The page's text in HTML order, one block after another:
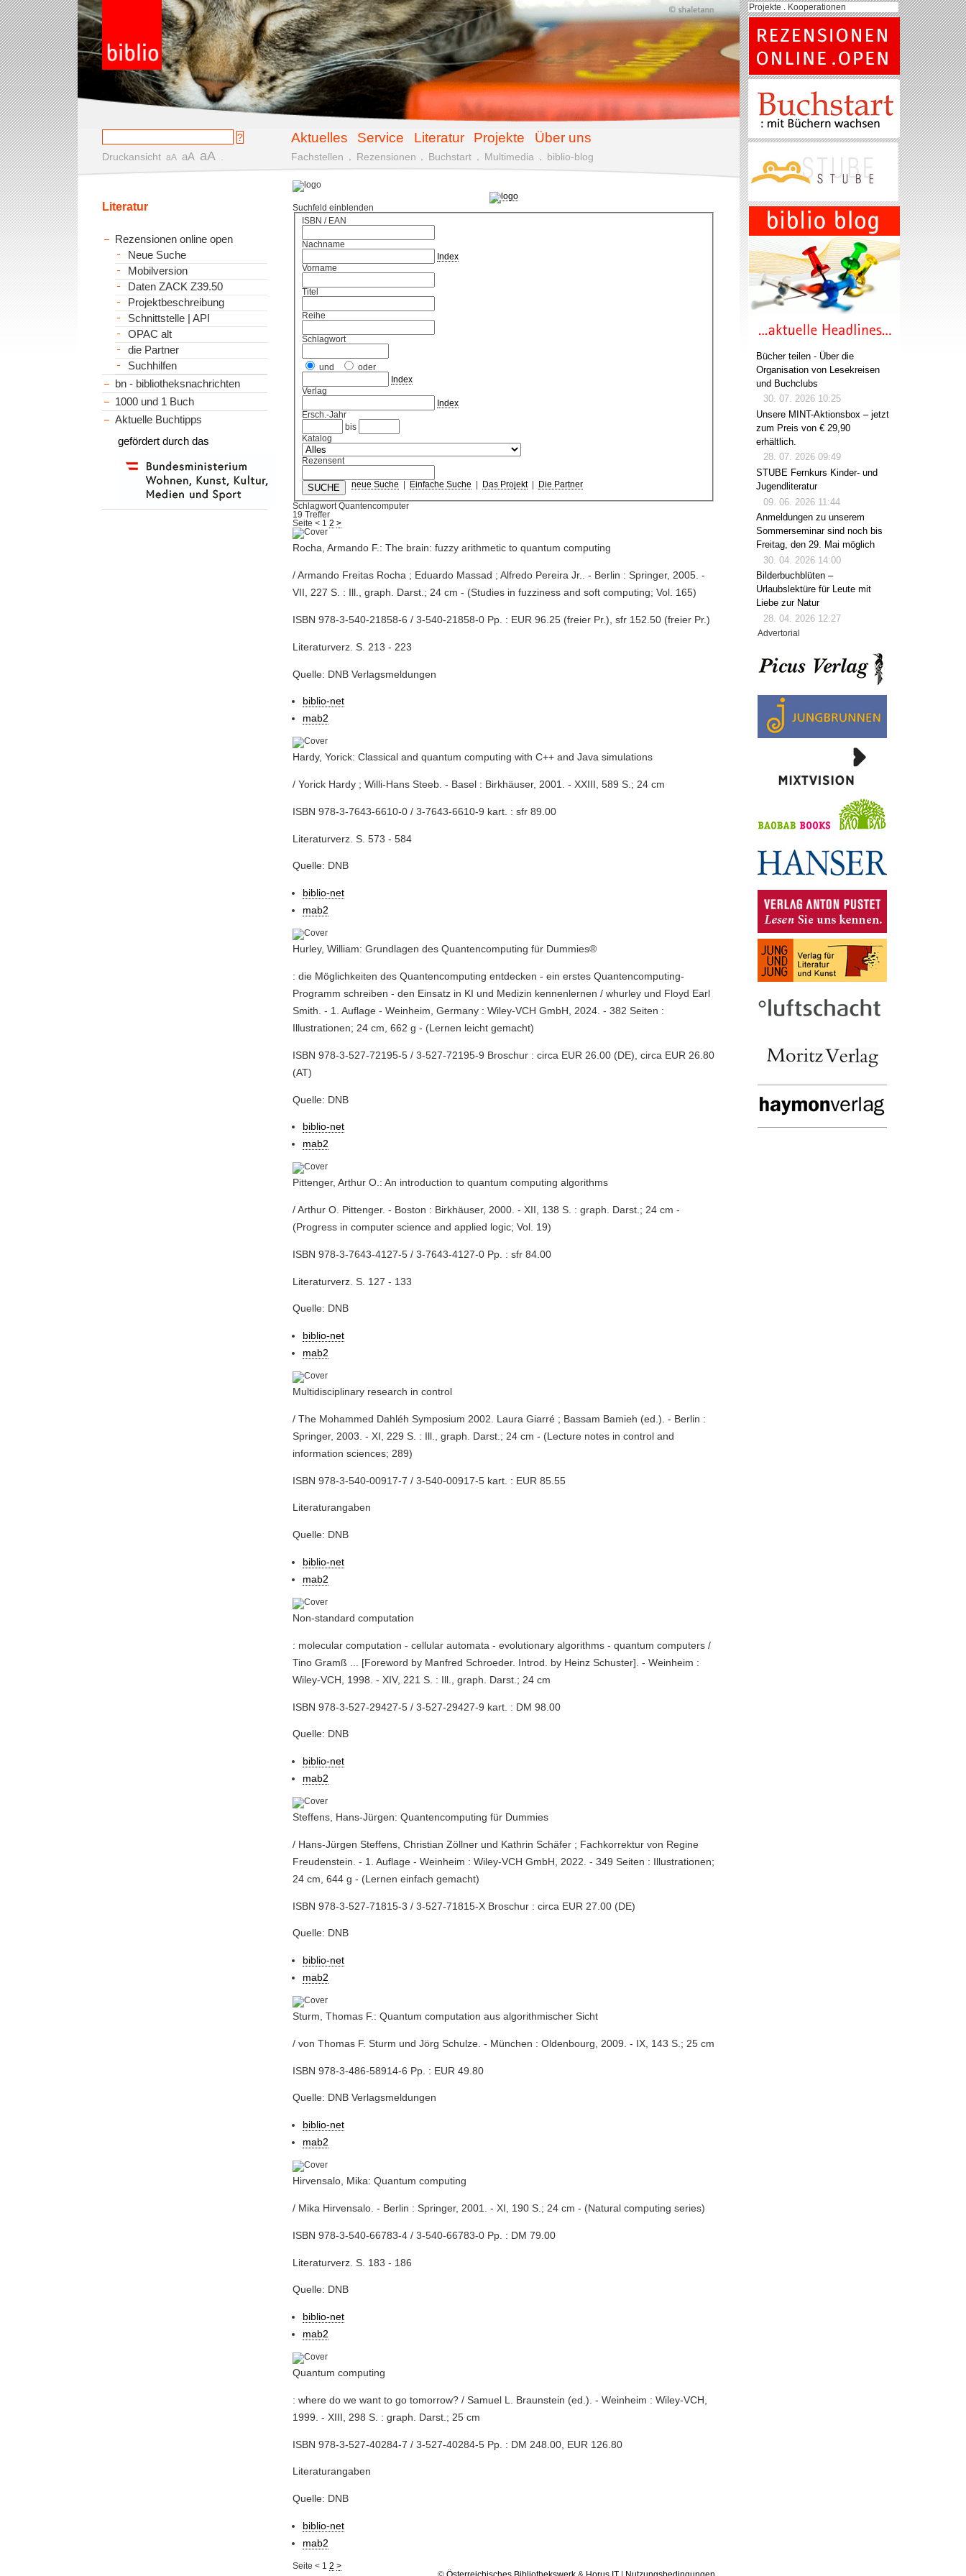
Aktuelles Service Literatur Projekte Über uns
Druckansicht aA aA aA Fachstellen Rezensionen Buchstart Multimedia biblio-blog
Suchfeld einblenden
ISBN / EAN
Nachname
Index
Vorname
Titel
Reihe
Schlagwort
und
oder
Index
Verlag
Index
Ersch.-Jahr
bis
Katalog
Rezensent
neue Suche Einfache Suche Das Projekt| Die Partner
Schlagwort Quantencomputer
19 Treffer
Seite< 1 2 >
Rocha, Armando F.: The brain: fuzzy arithmetic to quantum computing
/ Armando Freitas Rocha ; Eduardo Massad ; Alfredo Pereira Jr.. - Berlin : Springer, 2005. -
VII, 227 S. : Ill., graph. Darst.; 24 cm - (Studies in fuzziness and soft computing; Vol. 165)
ISBN 978-3-540-21858-6 / 3-540-21858-0 Pp. : EUR 96.25 (freier Pr.), sfr 152.50 (freier Pr.)
Literaturverz. S. 213 - 223
Quelle: DNB Verlagsmeldungen
biblio-net
mab2
Hardy, Yorick: Classical and quantum computing with C++ and Java simulations
/ Yorick Hardy ; Willi-Hans Steeb. - Basel : Birkhäuser, 2001. - XXIII, 589 S.; 24 cm
ISBN 978-3-7643-6610-0 / 3-7643-6610-9 kart. : sfr 89.00
Literaturverz. S. 573 - 584
Quelle: DNB
biblio-net
mab2
Hurley, William: Grundlagen des Quantencomputing für Dummies®
: die Möglichkeiten des Quantencomputing entdecken - ein erstes Quantencomputing-
Programm schreiben - den Einsatz in KI und Medizin kennenlernen / whurley und Floyd Earl
Smith. - 1. Auflage - Weinheim, Germany : Wiley-VCH GmbH, 2024. - 382 Seiten :
Illustrationen; 24 cm, 662 g - (Lernen leicht gemacht)
ISBN 978-3-527-72195-5 / 3-527-72195-9 Broschur : circa EUR 26.00 (DE), circa EUR 26.80
(AT)
Quelle: DNB
biblio-net
mab2
Pittenger, Arthur O.: An introduction to quantum computing algorithms
/ Arthur O. Pittenger. - Boston : Birkhäuser, 2000. - XII, 138 S. : graph. Darst.; 24 cm -
(Progress in computer science and applied logic; Vol. 19)
ISBN 978-3-7643-4127-5 / 3-7643-4127-0 Pp. : sfr 84.00
Literaturverz. S. 127 - 133
Quelle: DNB
biblio-net
mab2
Multidisciplinary research in control
/ The Mohammed Dahléh Symposium 2002. Laura Giarré ; Bassam Bamieh (ed.). - Berlin :
Springer, 2003. - XI, 229 S. : Ill., graph. Darst.; 24 cm - (Lecture notes in control and
information sciences; 289)
ISBN 978-3-540-00917-7 / 3-540-00917-5 kart. : EUR 85.55
Literaturangaben
Quelle: DNB
biblio-net
mab2
Non-standard computation
: molecular computation - cellular automata - evolutionary algorithms - quantum computers /
Tino Gramß ... [Foreword by Manfred Schroeder. Introd. by Heinz Schuster]. - Weinheim :
Wiley-VCH, 1998. - XIV, 221 S. : Ill., graph. Darst.; 24 cm
ISBN 978-3-527-29427-5 / 3-527-29427-9 kart. : DM 98.00
Quelle: DNB
biblio-net
mab2
Steffens, Hans-Jürgen: Quantencomputing für Dummies
/ Hans-Jürgen Steffens, Christian Zöllner und Kathrin Schäfer ; Fachkorrektur von Regine
Freudenstein. - 1. Auflage - Weinheim : Wiley-VCH GmbH, 2022. - 349 Seiten : Illustrationen;
24 cm, 644 g - (Lernen einfach gemacht)
ISBN 978-3-527-71815-3 / 3-527-71815-X Broschur : circa EUR 27.00 (DE)
Quelle: DNB
biblio-net
mab2
Sturm, Thomas F.: Quantum computation aus algorithmischer Sicht
/ von Thomas F. Sturm und Jörg Schulze. - München : Oldenbourg, 2009. - IX, 143 S.; 25 cm
ISBN 978-3-486-58914-6 Pp. : EUR 49.80
Quelle: DNB Verlagsmeldungen
biblio-net
mab2
Hirvensalo, Mika: Quantum computing
/ Mika Hirvensalo. - Berlin : Springer, 2001. - XI, 190 S.; 24 cm - (Natural computing series)
ISBN 978-3-540-66783-4 / 3-540-66783-0 Pp. : DM 79.00
Literaturverz. S. 183 - 186
Quelle: DNB
biblio-net
mab2
Quantum computing
: where do we want to go tomorrow? / Samuel L. Braunstein (ed.). - Weinheim : Wiley-VCH,
1999. - XIII, 298 S. : graph. Darst.; 25 cm
ISBN 978-3-527-40284-7 / 3-527-40284-5 Pp. : DM 248.00, EUR 126.80
Literaturangaben
Quelle: DNB
biblio-net
mab2
Seite< 1 2 >
Literatur
Rezensionen online open
Neue Suche
Mobilversion
Daten ZACK Z39.50
Projektbeschreibung
Schnittstelle | API
OPAC alt
die Partner
Suchhilfen
bn - bibliotheksnachrichten
1000 und 1 Buch
Aktuelle Buchtipps
gefördert durch das
Projekte . Kooperationen
Bücher teilen - Über die
Organisation von Lesekreisen
und Buchclubs
30. 07. 2026 10:25
Unsere MINT-Aktionsbox – jetzt
zum Preis von € 29,90
erhältlich.
28. 07. 2026 09:49
STUBE Fernkurs Kinder- und
Jugendliteratur
09. 06. 2026 11:44
Anmeldungen zu unserem
Sommerseminar sind noch bis
Freitag, den 29. Mai möglich
30. 04. 2026 14:00
Bilderbuchblüten –
Urlaubslektüre für Leute mit
Liebe zur Natur
28. 04. 2026 12:27
Advertorial